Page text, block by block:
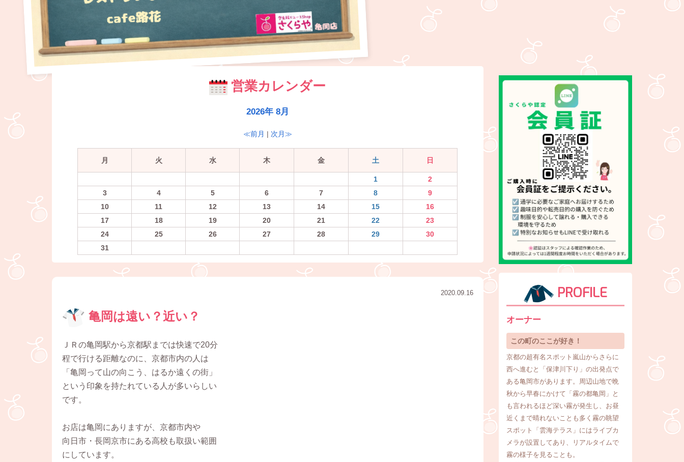
営業カレンダー
2026年 8月
≪前月 | 次月≫
月 火 水 木 金 土 日
1
2
3
4 5 6 7 8
9
10
11 12 13 14 15
16
17
18 19 20 21 22
23
24
25 26 27 28 29
30
31
2020.09.16
亀岡は遠い？近い？
ＪＲの亀岡駅から京都駅までは快速で20分
程で行ける距離なのに、京都市内の人は
「亀岡って山の向こう、はるか遠くの街」
という印象を持たれている人が多いらしい
です。
お店は亀岡にありますが、京都市内や
向日市・長岡京市にある高校も取扱い範囲
にしています。
PROFILE
オーナー
この町のここが好き！
京都の超有名スポット嵐山からさらに
西へ進むと「保津川下り」の出発点で
ある亀岡市があります。周辺山地で晩
秋から早春にかけて「霧の都亀岡」と
も言われるほど深い霧が発生し、お昼
近くまで晴れないことも多く霧の眺望
スポット「雲海テラス」にはライブカ
メラが設置してあり、リアルタイムで
霧の様子を見ることも。